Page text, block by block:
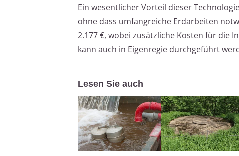
Ein wesentlicher Vorteil dieser
ohne dass umfangreiche Erdarbeiten
2.177 €, wobei zusätzliche Kosten für die
kann auch in Eigenregie durchgeführt
Lesen Sie auch